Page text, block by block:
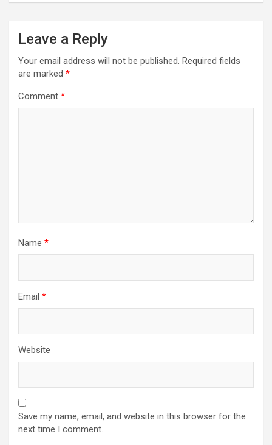
Leave a Reply
Your email address will not be published. Required fields
are marked *
Comment *
Name *
Email *
Website
Save my name, email, and website in this browser for the
next time I comment.